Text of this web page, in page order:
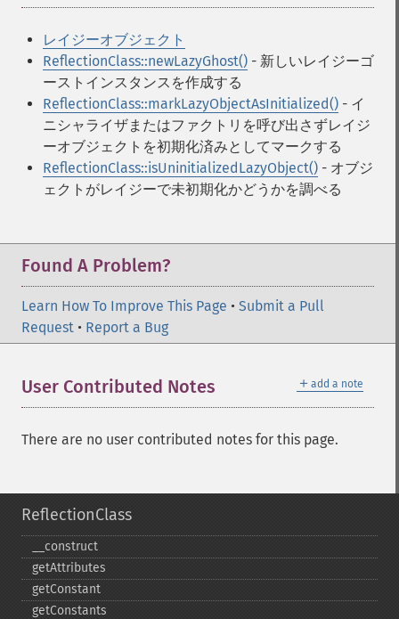
レイジーオブジェクト
ReflectionClass::newLazyGhost() - 新しいレイジーゴ
ーストインスタンスを作成する
ReflectionClass::markLazyObjectAsInitialized() - イ
ニシャライザまたはファクトリを呼び出さずレイジ
ーオブジェクトを初期化済みとしてマークする
ReflectionClass::isUninitializedLazyObject() - オブジ
ェクトがレイジーで未初期化かどうかを調べる
Found A Problem?
Learn How To Improve This Page • Submit a Pull
Request • Report a Bug
＋ add a note
User Contributed Notes
There are no user contributed notes for this page.
ReflectionClass
_​_​construct
getAttributes
getConstant
getConstants